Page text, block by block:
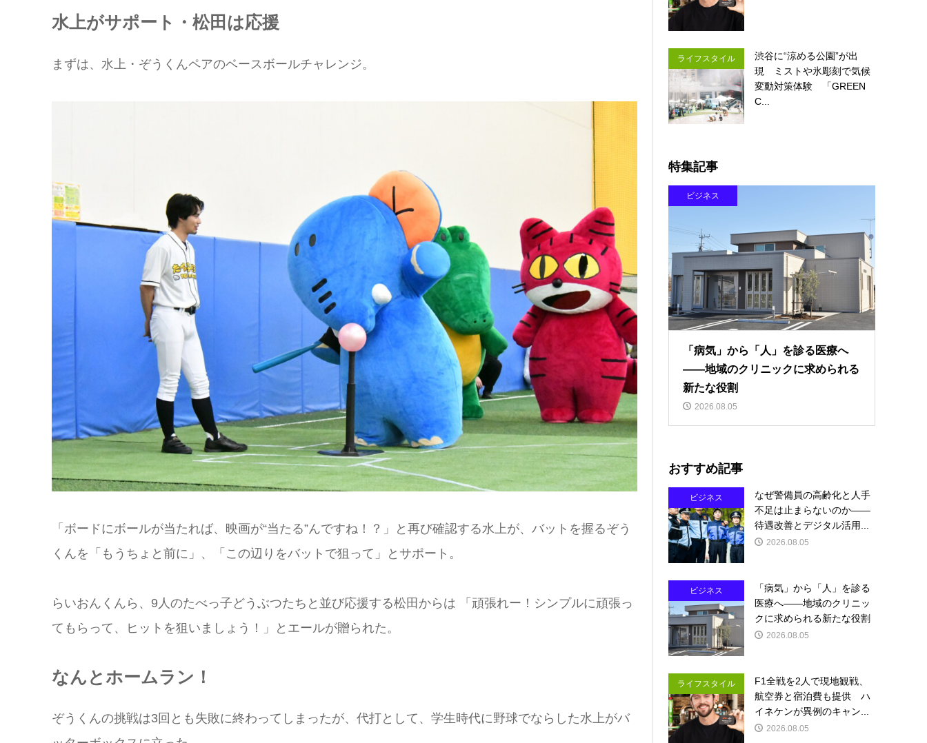
水上がサポート・松田は応援
まずは、水上・ぞうくんペアのベースボールチャレンジ。
「ボードにボールが当たれば、映画が“当たる”んですね！？」と再び確認する水上が、バットを握るぞう
くんを「もうちょと前に」、「この辺りをバットで狙って」とサポート。
らいおんくんら、9人のたべっ子どうぶつたちと並び応援する松田からは 「頑張れー！シンプルに頑張っ
てもらって、ヒットを狙いましょう！」とエールが贈られた。
なんとホームラン！
ぞうくんの挑戦は3回とも失敗に終わってしまったが、代打として、学生時代に野球でならした水上がバ
ライフスタイル
渋谷に“涼める公園”が出
現 ミストや氷彫刻で気候
変動対策体験 「GREEN
C...
特集記事
ビジネス
「病気」から「人」を診る医療へ
――地域のクリニックに求められる
新たな役割
2026.08.05
おすすめ記事
ビジネス
なぜ警備員の高齢化と人手
不足は止まらないのか――
待遇改善とデジタル活用...
2026.08.05
ビジネス
「病気」から「人」を診る
医療へ――地域のクリニッ
クに求められる新たな役割
2026.08.05
ライフスタイル
F1全戦を2人で現地観戦、
航空券と宿泊費も提供 ハ
イネケンが異例のキャン...
2026.08.05